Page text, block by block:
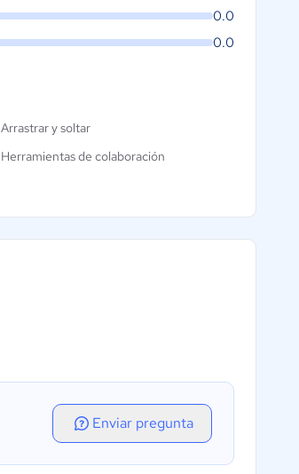
0.0
0.0
Arrastrar y soltar
Herramientas de colaboración
Enviar pregunta